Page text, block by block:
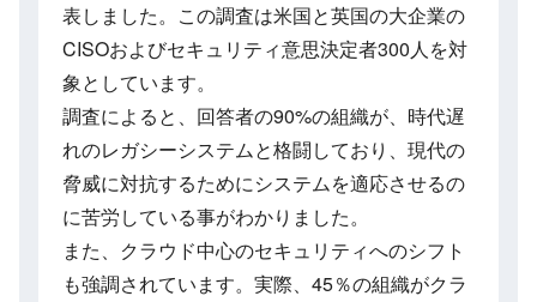
表しました。この調査は米国と英国の大企業の
CISOおよびセキュリティ意思決定者300人を対
象としています。
調査によると、回答者の90%の組織が、時代遅
れのレガシーシステムと格闘しており、現代の
脅威に対抗するためにシステムを適応させるの
に苦労している事がわかりました。
また、クラウド中心のセキュリティへのシフト
も強調されています。実際、45％の組織がクラ